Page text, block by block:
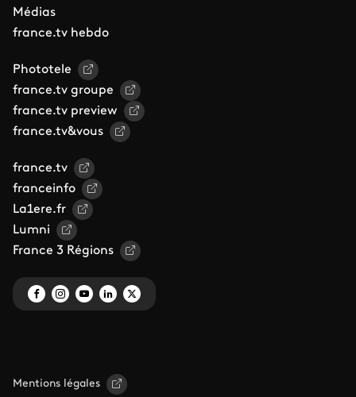
Médias
france.tv hebdo
Phototele
france.tv groupe
france.tv preview
france.tv&vous
france.tv
franceinfo
La1ere.fr
Lumni
France 3 Régions
Mentions légales